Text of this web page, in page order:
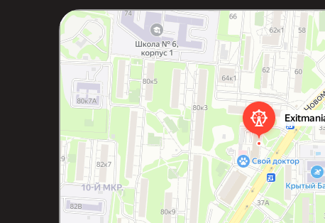
Exitmania
Квесты в Мытищах
Организация и проведение детских праздников в Мытищах